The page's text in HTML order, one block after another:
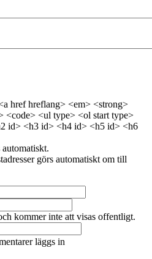
href hreflang> <em> <strong>
<code> <ul type> <ol start type>
id> <h3 id> <h4 id> <h5 id> <h6
görs automatiskt om till
kommer inte att visas offentligt.
läggs in